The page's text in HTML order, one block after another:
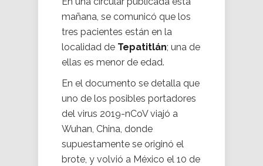
mañana, se comunicó que los
tres pacientes están en la
localidad de Tepatitlán; una de
ellas es menor de edad.
En el documento se detalla que
uno de los posibles portadores
del virus 2019-nCoV viajó a
Wuhan, China, donde
supuestamente se originó el
brote, y volvió a México el 10 de